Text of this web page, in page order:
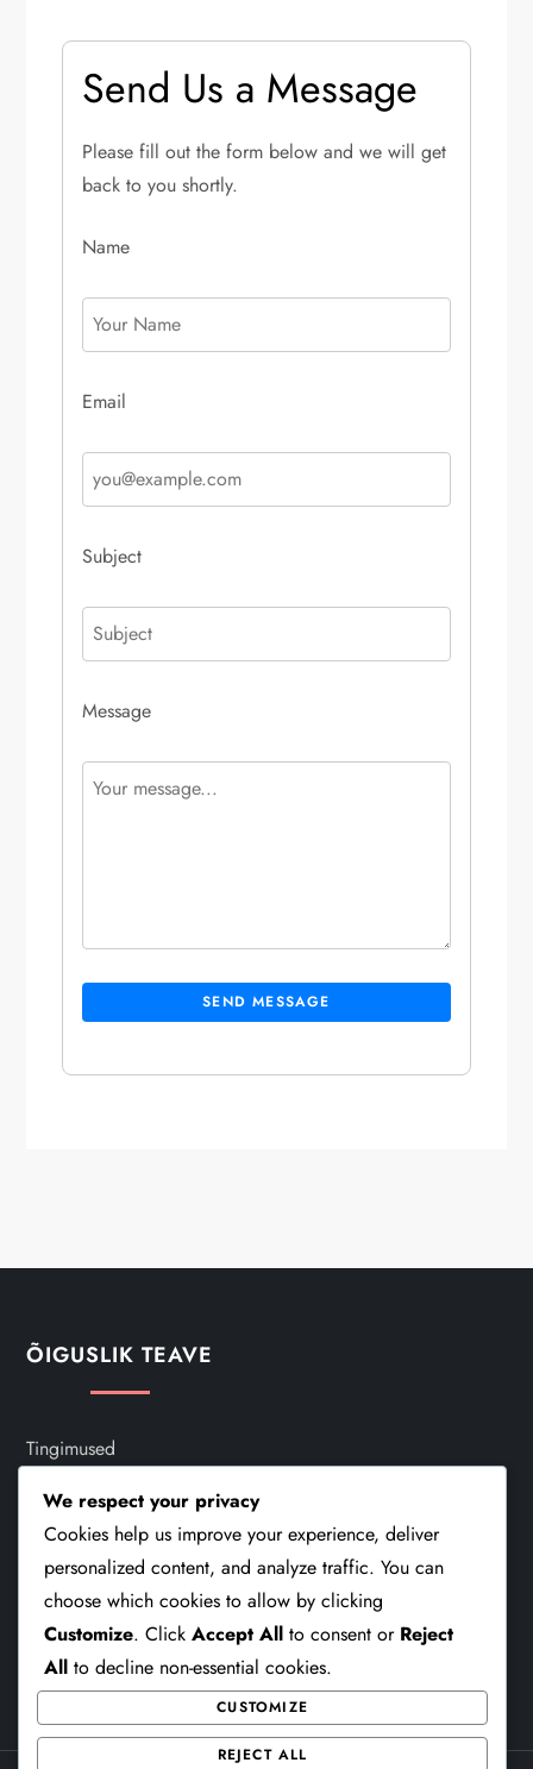
Send Us a Message
Please fill out the form below and we will get
back to you shortly.
Name
Email
Subject
Message
SEND MESSAGE
ÕIGUSLIK TEAVE
Tingimused
Võta Meiega Ühendust
Küpsiste Poliitika
Sinu Privaatsus
Kes Me Oleme
We respect your privacy
Cookies help us improve your experience, deliver
personalized content, and analyze traffic. You can
choose which cookies to allow by clicking
Customize. Click Accept All to consent or Reject
All to decline non-essential cookies.
CUSTOMIZE
REJECT ALL